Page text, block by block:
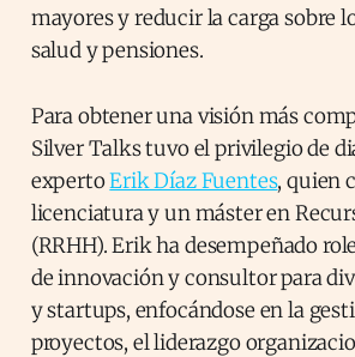
mayores y reducir la carga sobre
salud y pensiones.
Para obtener una visión más
Silver Talks tuvo el privilegio de
expertoErik Díaz Fuentes, quien
licenciatura y un máster en
(RRHH). Erik ha desempeñado
de innovación y consultor para
y startups, enfocándose en la
proyectos, el liderazgo